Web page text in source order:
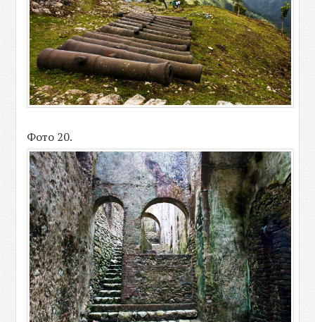
Фото 20.